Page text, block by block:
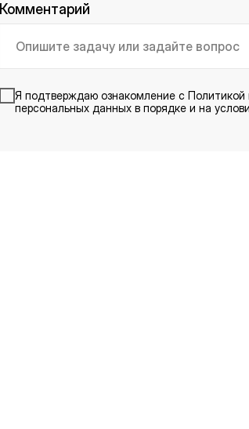
Комментарий
Я подтверждаю ознакомление с Политикой
персональных данных в порядке и на